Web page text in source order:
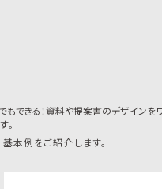
もできる！資料や提案書のデザインを
。
本例をご紹介します。